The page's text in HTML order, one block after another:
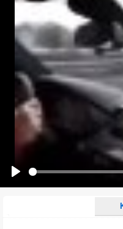
Name:
E-Mail-Adresse (optional):
Kommentar:
Alle HTML-Tags außer <br>, <strike>
URLs werden automatisch
Ich möchte eine E-Mail, wenn
Ich möchte eine E-Mail,